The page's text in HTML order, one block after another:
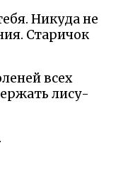
Никуда не
Старичок
всех
лису-